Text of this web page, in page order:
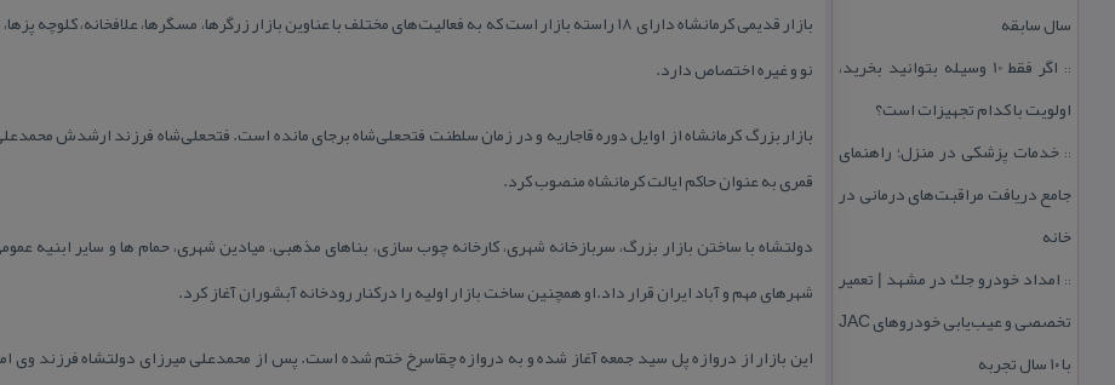
سال سابقه
::
اگر فقط 10 وسیله بتوانید بخرید،
اولویت با كدام تجهیزات است؟
:: خدمات پزشكی در منزل؛ راهنمای
جامع دریافت مراقبت‌های درمانی در
خانه
:: امداد خودرو جك در مشهد | تعمیر
تخصصی و عیب‌یابی خودروهای JAC
با ۱۰ سال تجربه
بازار قدیمی كرمانشاه دارای ۱۸ راسته بازار است كه به فعالیت‌های مختلف با عناوین بازار زرگرها، مسگرها، علافخانه،
نو و غیره اختصاص دارد.
قمری به عنوان حاكم ایالت كرمانشاه منصوب كرد.
دولتشاه با ساختن بازار بزرگ، سربازخانه شهری، كارخانه چوب سازی، بناهای مذهبی، میادین شهری، حمام ها و سایر ابنیه
شهرهای مهم و آباد ایران قرار داد.او همچنین ساخت بازار اولیه را دركنار رودخانه آبشوران آغاز كرد.
این بازار از دروازه پل سید جمعه آغاز شده و به دروازه چقاسرخ ختم شده است. پس از محمدعلی میرزای دولتشاه فرزند وی